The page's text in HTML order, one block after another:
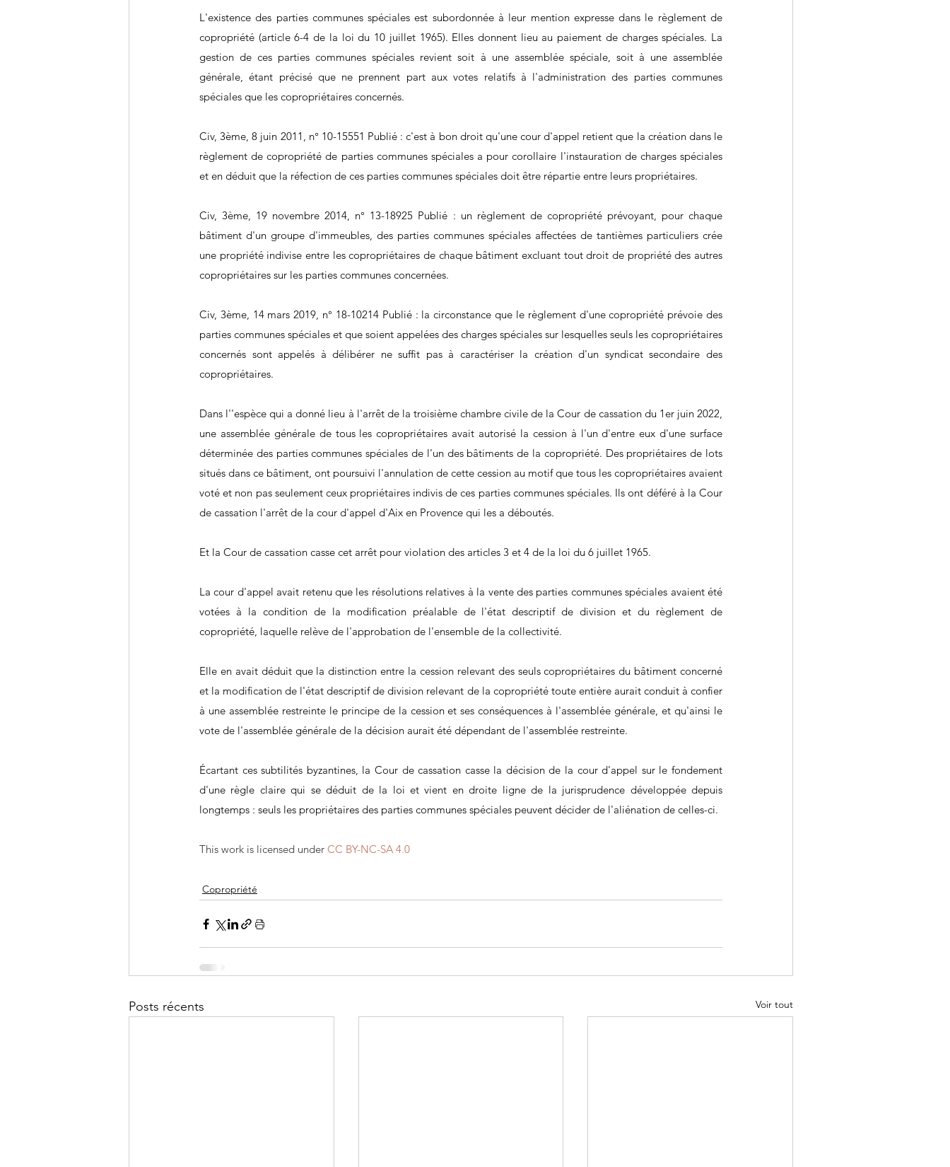
L'existence des parties communes spéciales est subordonnée à leur mention expresse dans le règlement de
copropriété (article 6-4 de la loi du 10 juillet 1965). Elles donnent lieu au paiement de charges spéciales. La
gestion de ces parties communes spéciales revient soit à une assemblée spéciale, soit à une assemblée
générale, étant précisé que ne prennent part aux votes relatifs à l'administration des parties communes
spéciales que les copropriétaires concernés.
Civ, 3ème, 8 juin 2011, n° 10-15551 Publié : c'est à bon droit qu'une cour d'appel retient que la création dans le
règlement de copropriété de parties communes spéciales a pour corollaire l'instauration de charges spéciales
et en déduit que la réfection de ces parties communes spéciales doit être répartie entre leurs propriétaires.
Civ, 3ème, 19 novembre 2014, n° 13-18925 Publié : un règlement de copropriété prévoyant, pour chaque
bâtiment d'un groupe d'immeubles, des parties communes spéciales affectées de tantièmes particuliers crée
une propriété indivise entre les copropriétaires de chaque bâtiment excluant tout droit de propriété des autres
copropriétaires sur les parties communes concernées.
Civ, 3ème, 14 mars 2019, n° 18-10214 Publié : la circonstance que le règlement d'une copropriété prévoie des
parties communes spéciales et que soient appelées des charges spéciales sur lesquelles seuls les copropriétaires
concernés sont appelés à délibérer ne suffit pas à caractériser la création d'un syndicat secondaire des
copropriétaires.
Dans l''espèce qui a donné lieu à l'arrêt de la troisième chambre civile de la Cour de cassation du 1er juin 2022,
une assemblée générale de tous les copropriétaires avait autorisé la cession à l'un d'entre eux d'une surface
déterminée des parties communes spéciales de l'un des bâtiments de la copropriété. Des propriétaires de lots
situés dans ce bâtiment, ont poursuivi l'annulation de cette cession au motif que tous les copropriétaires avaient
voté et non pas seulement ceux propriétaires indivis de ces parties communes spéciales. Ils ont déféré à la Cour
de cassation l'arrêt de la cour d'appel d'Aix en Provence qui les a déboutés.
Et la Cour de cassation casse cet arrêt pour violation des articles 3 et 4 de la loi du 6 juillet 1965.
La cour d'appel avait retenu que les résolutions relatives à la vente des parties communes spéciales avaient été
votées à la condition de la modification préalable de l'état descriptif de division et du règlement de
copropriété, laquelle relève de l'approbation de l'ensemble de la collectivité.
Elle en avait déduit que la distinction entre la cession relevant des seuls copropriétaires du bâtiment concerné
et la modification de l'état descriptif de division relevant de la copropriété toute entière aurait conduit à confier
à une assemblée restreinte le principe de la cession et ses conséquences à l'assemblée générale, et qu'ainsi le
vote de l'assemblée générale de la décision aurait été dépendant de l'assemblée restreinte.
Écartant ces subtilités byzantines, la Cour de cassation casse la décision de la cour d'appel sur le fondement
d'une règle claire qui se déduit de la loi et vient en droite ligne de la jurisprudence développée depuis
longtemps : seuls les propriétaires des parties communes spéciales peuvent décider de l'aliénation de celles-ci.
This work is licensed under CC BY-NC-SA 4.0
Copropriété
Posts récents Voir tout